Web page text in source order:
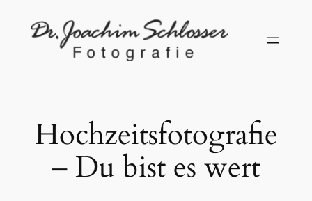
Inhalt
Hochzeitsfotografie
– Du bist es wert